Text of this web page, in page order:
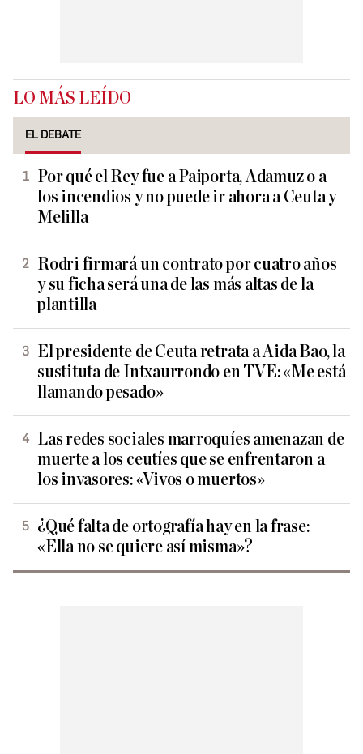
LO MÁS LEÍDO
EL DEBATE
Por qué el Rey fue a Paiporta, Adamuz o a
los incendios y no puede ir ahora a Ceuta y
Melilla
Rodri firmará un contrato por cuatro años
y su ficha será una de las más altas de la
plantilla
El presidente de Ceuta retrata a Aida Bao, la
sustituta de Intxaurrondo en TVE: «Me está
llamando pesado»
Las redes sociales marroquíes amenazan de
muerte a los ceutíes que se enfrentaron a
los invasores: «Vivos o muertos»
¿Qué falta de ortografía hay en la frase:
«Ella no se quiere así misma»?